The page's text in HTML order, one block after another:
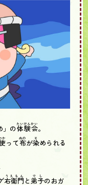
」の体験会
たいけんかい 。
か って布
ぬの が染
そ められる
右衛門
うえもん と 弟子
でし のおガ